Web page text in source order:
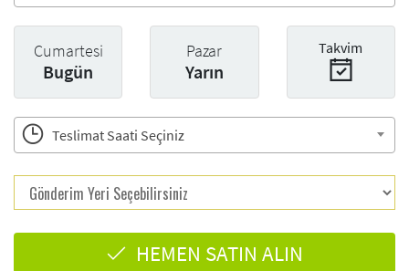
Cumartesi
Bugün
Pazar
Yarın
Takvim
Teslimat Saati Seçiniz
HEMEN SATIN ALIN